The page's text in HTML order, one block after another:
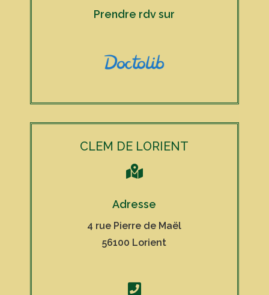
Prendre rdv sur
CLEM DE LORIENT

Adresse
4 rue Pierre de Maël
56100 Lorient
